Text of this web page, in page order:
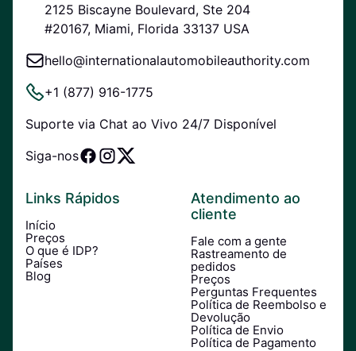
2125 Biscayne Boulevard, Ste 204
#20167, Miami, Florida 33137 USA
hello@internationalautomobileauthority.com
+1 (877) 916-1775
Suporte via Chat ao Vivo 24/7 Disponível
Siga-nos
Links Rápidos
Início
Preços
O que é IDP?
Países
Blog
Atendimento ao
cliente
Fale com a gente
Rastreamento de
pedidos
Preços
Perguntas Frequentes
Política de Reembolso e
Devolução
Política de Envio
Política de Pagamento